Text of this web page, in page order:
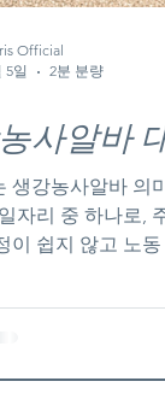
생강농사알바 의
자리 중 하나로,
이 쉽지 않고 노
인구직 생강농사
Official
5일
2분 분량